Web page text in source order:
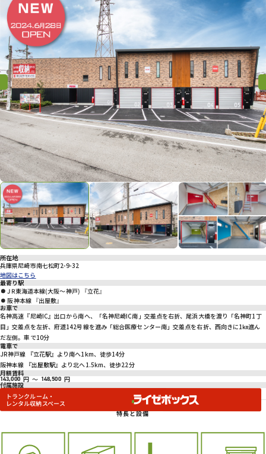
PICK UP!
お問い合わせ
会社概要
特定商取引法に基づく表示
プライバシーポリシー
Previous
所在地
兵庫県尼崎市南七松町2-9-32
地図はこちら
最寄り駅
JR東海道本線(大阪～神戸) 『立花』
阪神本線 『出屋敷』
お車で
名神高速『尼崎IC』出口から南へ、「名神尼崎IC南」交差点を右折、尾浜大橋を渡り「名神町1丁
目」交差点を左折、府道142号線を進み「総合医療センター南」交差点を右折、西向きに1㎞進ん
だ左側。車で10分
電車で
JR神戸線 『立花駅』より南へ1km、徒歩14分
阪神本線 『出屋敷駅』より北へ1.5km、徒歩22分
月額賃料
143,000 円 ～ 148,500 円
付属施設
トランクルーム・
レンタル収納スペース
特長と設備